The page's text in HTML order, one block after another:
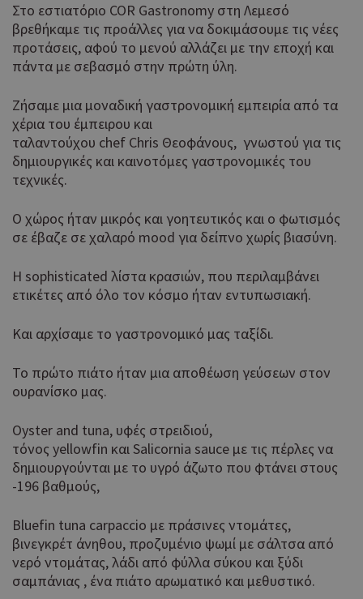
Στο εστιατόριο COR Gastronomy στη Λεμεσό
βρεθήκαμε τις προάλλες για να δοκιμάσουμε τις νέες
προτάσεις, αφού το μενού αλλάζει με την εποχή και
πάντα με σεβασμό στην πρώτη ύλη.
Ζήσαμε μια μοναδική γαστρονομική εμπειρία από τα
χέρια του έμπειρου και
ταλαντούχου chef Chris Θεοφάνους, γνωστού για τις
δημιουργικές και καινοτόμες γαστρονομικές του
τεχνικές.
Ο χώρος ήταν μικρός και γοητευτικός και ο φωτισμός
σε έβαζε σε χαλαρό mood για δείπνο χωρίς βιασύνη.
H sophisticated λίστα κρασιών, που περιλαμβάνει
ετικέτες από όλο τον κόσμο ήταν εντυπωσιακή.
Και αρχίσαμε το γαστρονομικό μας ταξίδι.
Το πρώτο πιάτο ήταν μια αποθέωση γεύσεων στον
ουρανίσκο μας.
Oyster and tuna, υφές στρειδιού,
τόνος yellowfin και Salicornia sauce με τις πέρλες να
δημιουργούνται με το υγρό άζωτο που φτάνει στους
-196 βαθμούς,
Bluefin tuna carpaccio με πράσινες ντομάτες,
βινεγκρέτ άνηθου, προζυμένιο ψωμί με σάλτσα από
νερό ντομάτας, λάδι από φύλλα σύκου και ξύδι
σαμπάνιας , ένα πιάτο αρωματικό και μεθυστικό.